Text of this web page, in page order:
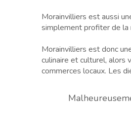
Morainvilliers est aussi
simplement profiter de la
Morainvilliers est donc
culinaire et culturel, alors
commerces locaux. Les